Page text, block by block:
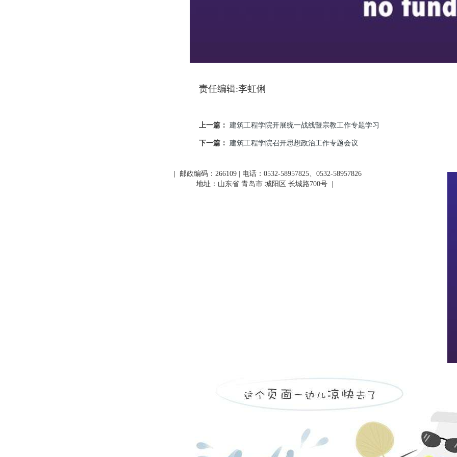
责任编辑:李虹俐
上一篇： 建筑工程学院开展统一战线暨宗教工作专题学习
下一篇： 建筑工程学院召开思想政治工作专题会议
| 邮政编码：266109 | 电话：0532-58957825、0532-58957826
地址：山东省 青岛市 城阳区 长城路700号